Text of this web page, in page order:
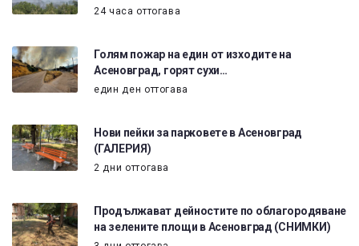
24 часа оттогава
Голям пожар на един от изходите на
Асеновград, горят сухи…
един ден оттогава
Нови пейки за парковете в Асеновград
(ГАЛЕРИЯ)
2 дни оттогава
Продължават дейностите по облагородяване
на зелените площи в Асеновград (СНИМКИ)